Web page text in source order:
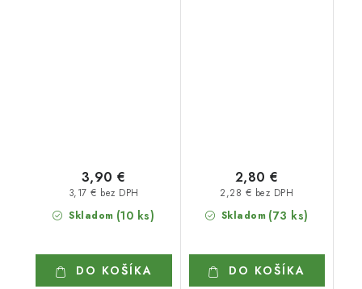
Skladom (10 ks)
3,17 € bez DPH
3,90 €
DO KOŠÍKA
Skladom (73 ks)
2,28 € bez DPH
2,80 €
DO KOŠÍKA